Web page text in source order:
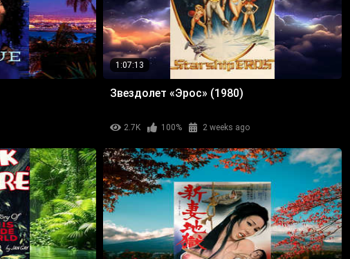
1:07:13
Звездолет «Эрос» (1980)
2.7K 100% 2 weeks ago